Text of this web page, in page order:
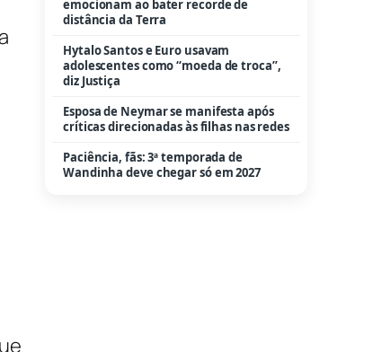
emocionam ao bater recorde de
distância da Terra
Hytalo Santos e Euro usavam
adolescentes como “moeda de troca”,
diz Justiça
Esposa de Neymar se manifesta após
críticas direcionadas às filhas nas redes
Paciência, fãs: 3ª temporada de
Wandinha deve chegar só em 2027